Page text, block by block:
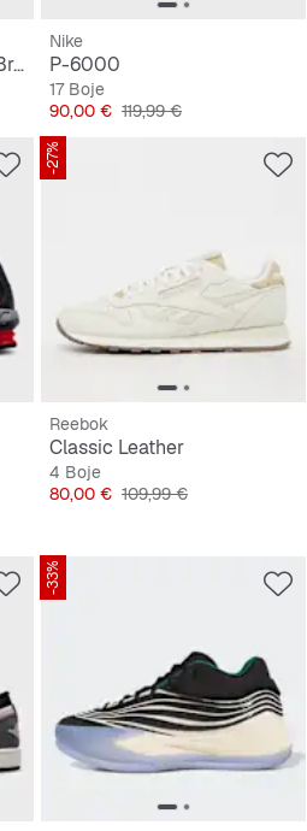
Air Jordan 4 Retro "Toro Bravo"
Nike
P-6000
17 Boje
Cijena
90,00 € Originalna cijena
119,99 €
-27%
Reebok
Classic Leather
4 Boje
Cijena
80,00 € Originalna cijena
109,99 €
-33%